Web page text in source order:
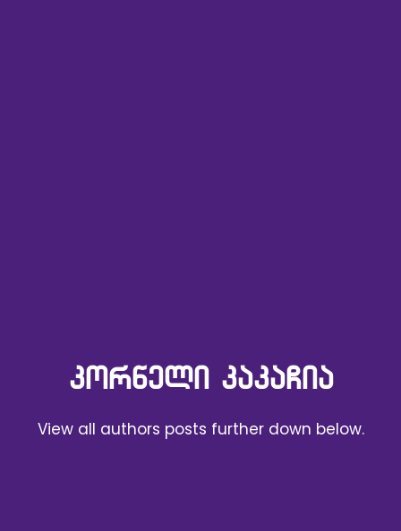
ᲙᲝᲠᲜᲔᲚᲘ ᲙᲐᲙᲐᲩᲘᲐ
View all authors posts further down below.